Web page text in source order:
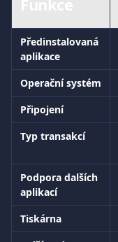
Předinstalovaná
aplikace
Operační systém
Připojení
Typ transakcí
Podpora dalších
aplikací
Tiskárna